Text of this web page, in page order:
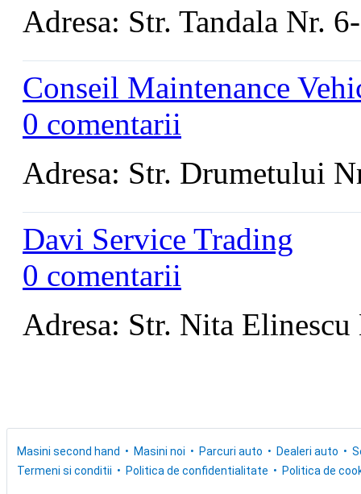
Adresa: Str. Tandala Nr.
Conseil Maintenance
0 comentarii
Adresa: Str. Drumetului
Davi Service Trading
0 comentarii
Adresa: Str. Nita Elinescu
Masini second hand Masini noi Parcuri auto Dealeri auto
Termeni si conditii
Politica de confidentialitate Politica de